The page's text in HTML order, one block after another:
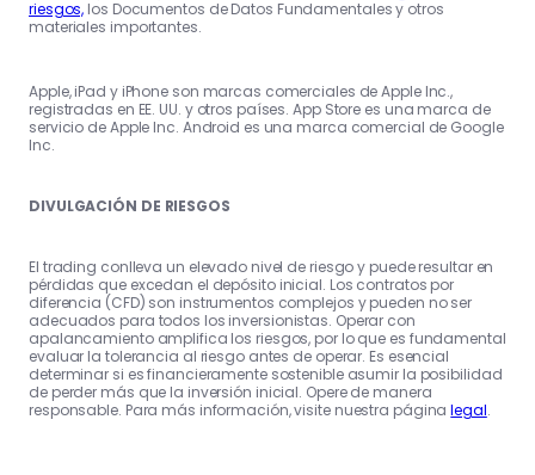
riesgos, los Documentos de Datos Fundamentales y otros
materiales importantes.
Apple, iPad y iPhone son marcas comerciales de Apple Inc.,
registradas en EE. UU. y otros países. App Store es una marca de
servicio de Apple Inc. Android es una marca comercial de Google
Inc.
DIVULGACIÓN DE RIESGOS
El trading conlleva un elevado nivel de riesgo y puede resultar en
pérdidas que excedan el depósito inicial. Los contratos por
diferencia (CFD) son instrumentos complejos y pueden no ser
adecuados para todos los inversionistas. Operar con
apalancamiento amplifica los riesgos, por lo que es fundamental
evaluar la tolerancia al riesgo antes de operar. Es esencial
determinar si es financieramente sostenible asumir la posibilidad
de perder más que la inversión inicial. Opere de manera
responsable. Para más información, visite nuestra páginalegal.